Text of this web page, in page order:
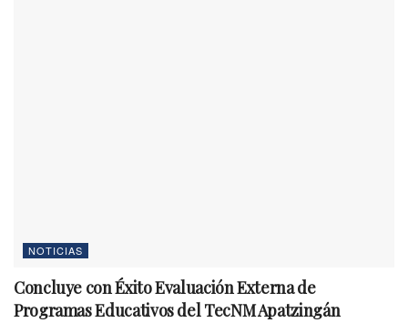
NOTICIAS
Concluye con Éxito Evaluación Externa de
Programas Educativos del TecNM Apatzingán